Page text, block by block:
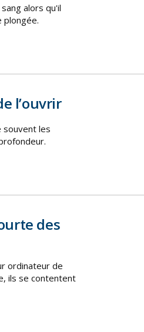
alors qu'il
l’ouvrir
souvent les
des
ordinateur de
ils se contentent